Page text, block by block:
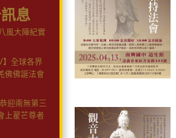
息
風大陣紀實
】全球各界
佛佛誕法會
迎南無第三
上翟芒尊者